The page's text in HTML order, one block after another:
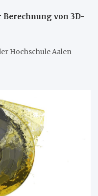
von 3D-
Hochschule Aalen